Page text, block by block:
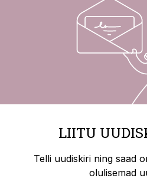
LIITU
Telli uudiskiri ning saad
olulisemad